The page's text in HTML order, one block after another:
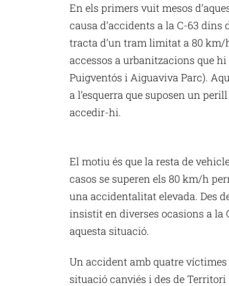
En els primers vuit mesos
causa d’accidents a la C-63
tracta d’un tram limitat a 80
accessos a urbanitzacions que
Puigventós i Aiguaviva Parc).
a l’esquerra que suposen un
accedir-hi.
El motiu és que la resta de
casos se superen els 80 km/h
una accidentalitat elevada. Des
insistit en diverses ocasions a la
aquesta situació.
Un accident amb quatre víctimes
situació canviés i des de